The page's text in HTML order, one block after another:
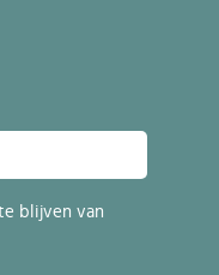
blijven van